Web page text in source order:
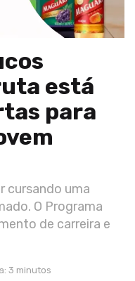
está
para
cursando uma
O Programa
de carreira e
3 minutos